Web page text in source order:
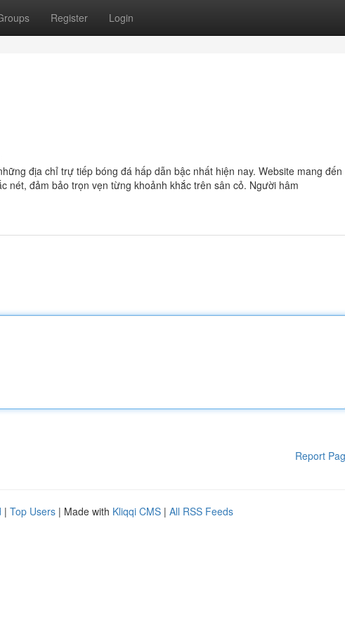
Register Login
địa chỉ trự tiếp bóng đá hấp dẫn bậc nhất hiện nay. Website mang đến
nét, đảm bảo trọn vẹn từng khoảnh khắc trên sân cỏ. Người hâm
Report
| Top Users | Made with Kliqqi CMS | All RSS Feeds